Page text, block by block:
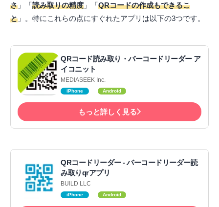
さ 」「読み取りの精度 」「QRコードの作成もできるこ
と 」。特にこれらの点にすぐれたアプリは以下の3つです。
QRコード読み取り・バーコードリーダー ア
イコニット
MEDIASEEK Inc.
iPhone Android
もっと詳しく見る
QRコードリーダー - バーコードリーダー読
み取りqrアプリ
BUILD LLC
iPhone Android